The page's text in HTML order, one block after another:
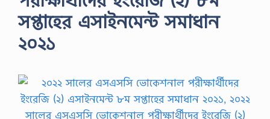
সপ্তাহের এসাইনমেন্ট সমাধান
২০২১